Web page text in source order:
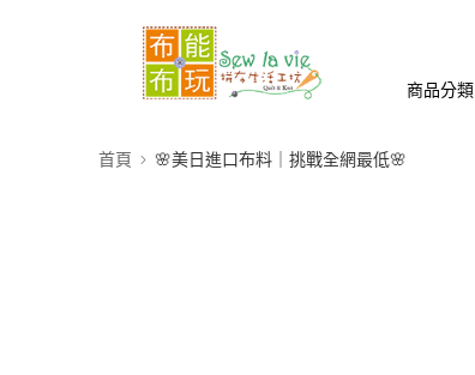
商品分類
首頁 🌸美日進口布料｜挑戰全網最低🌸